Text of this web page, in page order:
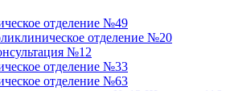
отделение №49
отделение №20
№12
отделение №33
отделение №63